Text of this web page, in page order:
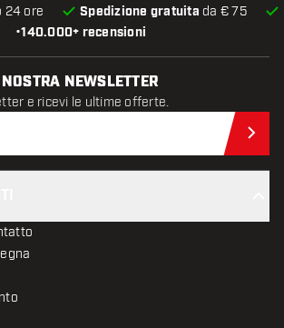
•140.000+ recensioni
24 ore Spedizione gratuita da € 75
NEWSLETTER
e ricevi le ultime offerte.